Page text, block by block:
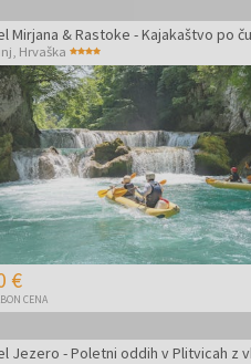
Hrvaška
€
CENA